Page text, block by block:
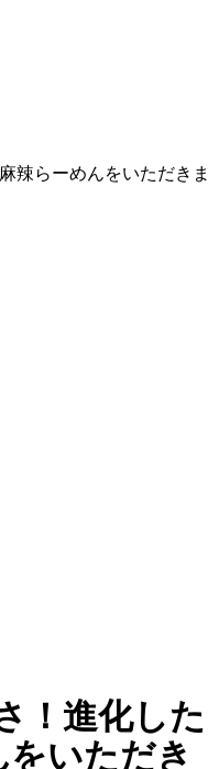
辣らーめんをいただきま
！進化した
いただき